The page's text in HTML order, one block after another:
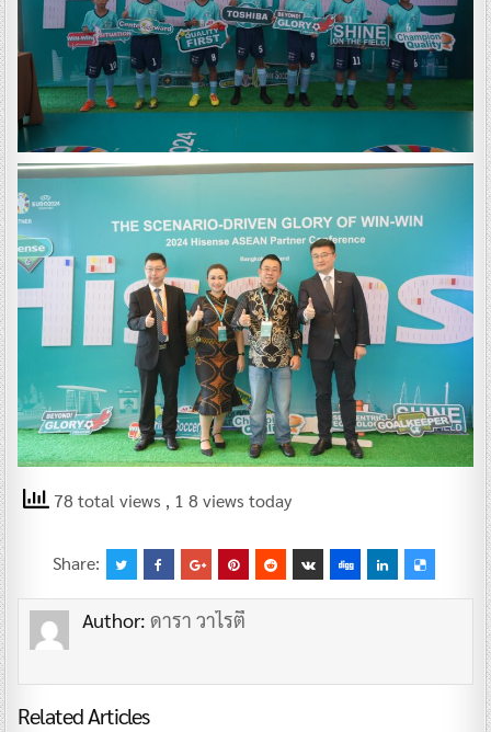
78 total views , 1 8 views today
Share:
Author: ดารา วาไรตี้
Related Articles